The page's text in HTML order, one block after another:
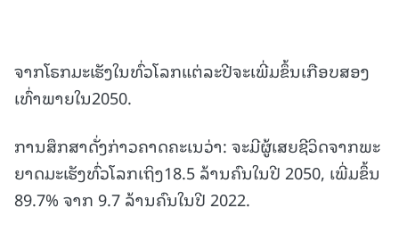
ຈາກໂຣກມະເຮັງໃນທົ່ວໂລກແຕ່ລະປີຈະເພີ່ມຂຶ້ນເກືອບສອງ
ເທົ່າພາຍໃນ2050.
ການສຶກສາດັ່ງກ່າວຄາດຄະເນວ່າ: ຈະມີຜູ້ເສຍຊີວິດຈາກພະ
ຍາດມະເຮັງທົ່ວໂລກເຖິງ18.5 ລ້ານຄົນໃນປີ 2050, ເພີ່ມຂຶ້ນ
89.7% ຈາກ 9.7 ລ້ານຄົນໃນປີ 2022.